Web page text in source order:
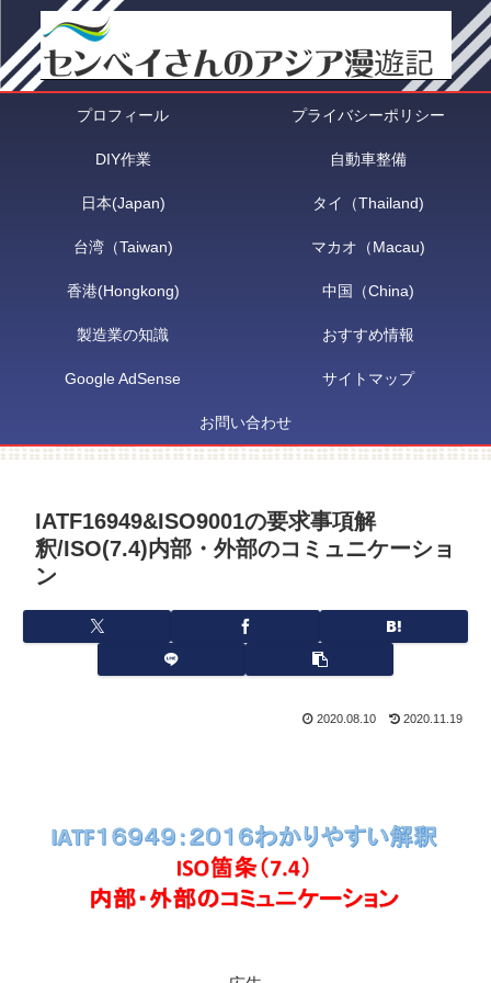
プロフィール プライバシーポリシー
DIY作業 自動車整備
日本(Japan) タイ（Thailand)
台湾（Taiwan) マカオ（Macau)
香港(Hongkong) 中国（China)
製造業の知識 おすすめ情報
Google AdSense サイトマップ
お問い合わせ
IATF16949&ISO9001の要求事項解
釈/ISO(7.4)内部・外部のコミュニケーショ
ン
2020.08.10 2020.11.19